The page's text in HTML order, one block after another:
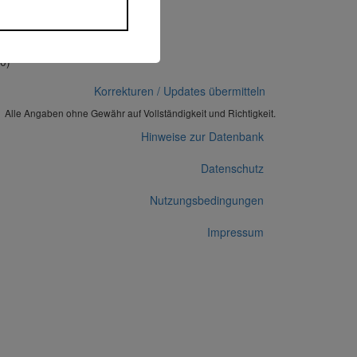
Korrekturen / Updates übermitteln
Alle Angaben ohne Gewähr auf Vollständigkeit und Richtigkeit.
Hinweise zur Datenbank
Datenschutz
Nutzungsbedingungen
Impressum